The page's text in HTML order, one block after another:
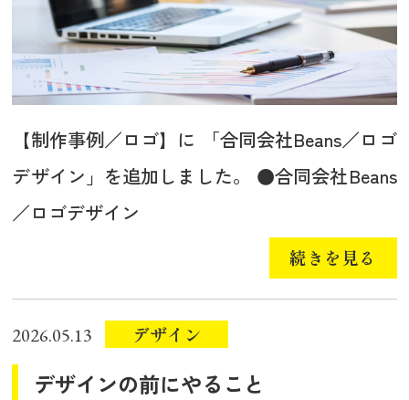
【制作事例／ロゴ】に 「合同会社Beans／ロゴ
デザイン」を追加しました。 ●合同会社Beans
／ロゴデザイン
続きを見る
2026.05.13 デザイン
デザインの前にやること